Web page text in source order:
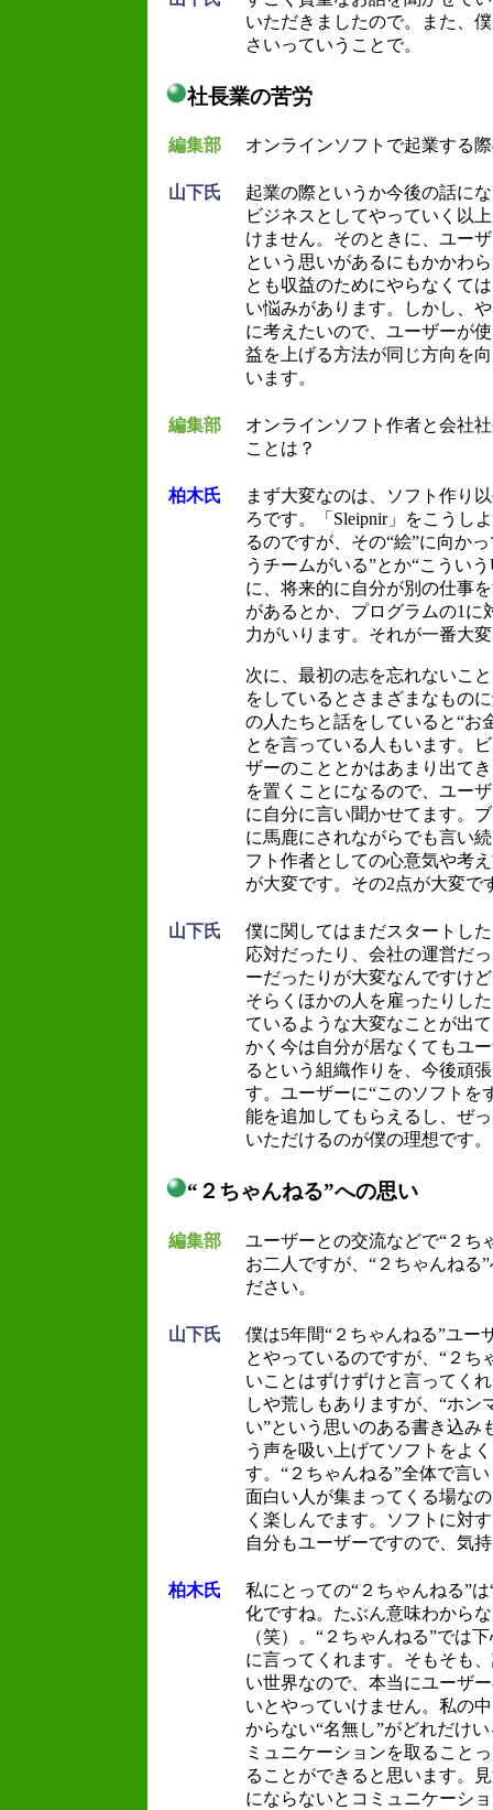
いただきましたので。また、
さいっていうことで。
社長業の苦労
編集部 オンラインソフトで起業する
山下氏
起業の際というか今後の話に
ビジネスとしてやっていく以
けません。そのときに、ユー
という思いがあるにもかかわ
とも収益のためにやらなくて
い悩みがあります。しかし、
に考えたいので、ユーザーが
益を上げる方法が同じ方向を
います。
編集部
オンラインソフト作者と会社
ことは？
柏木氏
まず大変なのは、ソフト作り
ろです。「Sleipnir」をこうし
るのですが、その“絵”に向か
うチームがいる”とか“こうい
に、将来的に自分が別の仕事
があるとか、プログラムの1に
力がいります。それが一番大
次に、最初の志を忘れないこ
をしているとさまざまなもの
の人たちと話をしていると“お
とを言っている人もいます。
ザーのこととかはあまり出て
を置くことになるので、ユー
に自分に言い聞かせてます。
に馬鹿にされながらでも言い
フト作者としての心意気や考
が大変です。その2点が大変で
山下氏
僕に関してはまだスタートし
応対だったり、会社の運営だ
ーだったりが大変なんですけ
そらくほかの人を雇ったりし
ているような大変なことが出
かく今は自分が居なくてもユ
るという組織作りを、今後頑
す。ユーザーに“このソフトを
能を追加してもらえるし、ぜ
いただけるのが僕の理想です。
“２ちゃんねる”への思い
編集部
ユーザーとの交流などで“２ち
お二人ですが、“２ちゃんねる
ださい。
山下氏
僕は5年間“２ちゃんねる”ユー
とやっているのですが、“２ち
いことはずけずけと言ってく
しや荒しもありますが、“ホン
い”という思いのある書き込み
う声を吸い上げてソフトをよ
す。“２ちゃんねる”全体で言
面白い人が集まってくる場な
く楽しんでます。ソフトに対
自分もユーザーですので、気
柏木氏
私にとっての“２ちゃんねる”
化ですね。たぶん意味わから
（笑）。“２ちゃんねる”では
に言ってくれます。そもそも
い世界なので、本当にユーザ
いとやっていけません。私の
からない“名無し”がどれだけ
ミュニケーションを取ること
ることができると思います。
にならないとコミュニケーシ